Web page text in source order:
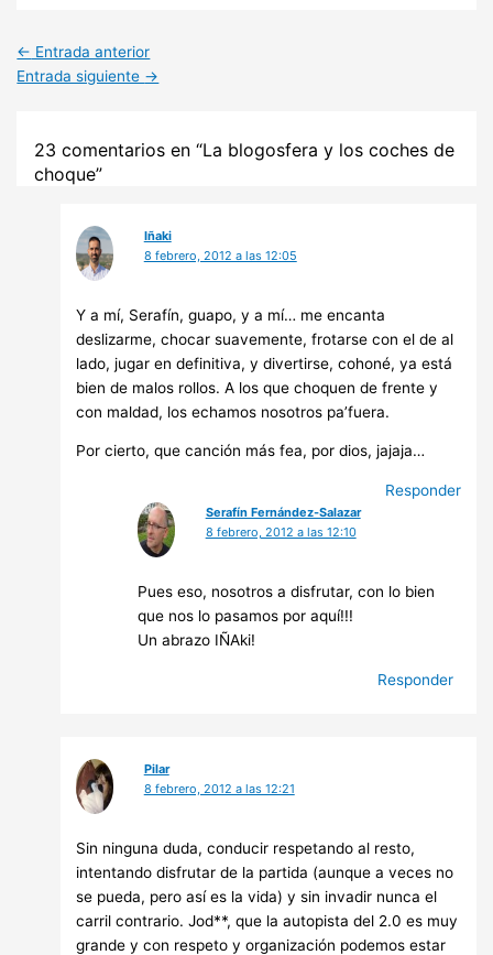
← Entrada anterior
Entrada siguiente →
23 comentarios en “La blogosfera y los coches de
choque”
Iñaki
8 febrero, 2012 a las 12:05
Y a mí, Serafín, guapo, y a mí… me encanta
deslizarme, chocar suavemente, frotarse con el de al
lado, jugar en definitiva, y divertirse, cohoné, ya está
bien de malos rollos. A los que choquen de frente y
con maldad, los echamos nosotros pa’fuera.
Por cierto, que canción más fea, por dios, jajaja…
Responder
Serafín Fernández-Salazar
8 febrero, 2012 a las 12:10
Pues eso, nosotros a disfrutar, con lo bien
que nos lo pasamos por aquí!!!
Un abrazo IÑAki!
Responder
Pilar
8 febrero, 2012 a las 12:21
Sin ninguna duda, conducir respetando al resto,
intentando disfrutar de la partida (aunque a veces no
se pueda, pero así es la vida) y sin invadir nunca el
carril contrario. Jod**, que la autopista del 2.0 es muy
grande y con respeto y organización podemos estar